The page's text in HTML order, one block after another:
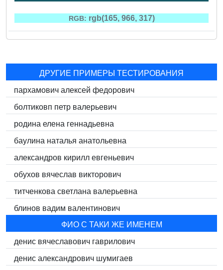
RGB: rgb(165, 966, 317)
ДРУГИЕ ПРИМЕРЫ ТЕСТИРОВАНИЯ
пархамович алексей федорович
болтиковп петр валерьевич
родина елена геннадьевна
баулина наталья анатольевна
александров кирилл евгеньевич
обухов вячеслав викторович
титченкова светлана валерьевна
блинов вадим валентинович
ФИО С ТАКИ ЖЕ ИМЕНЕМ
денис вячеславович гаврилович
денис александрович шумигаев